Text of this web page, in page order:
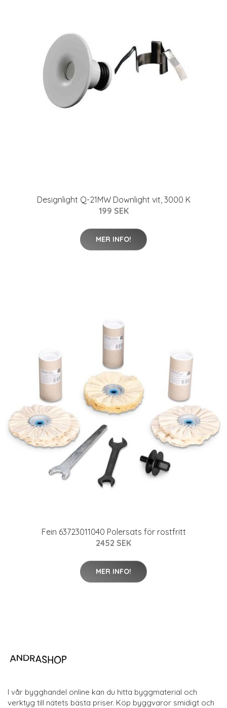
Designlight Q-21MW Downlight vit, 3000 K
199 SEK
MER INFO!
Fein 63723011040 Polersats för rostfritt
2452 SEK
MER INFO!
I vår bygghandel online kan du hitta byggmaterial och
verktyg till nätets bästa priser. Köp byggvaror smidigt och